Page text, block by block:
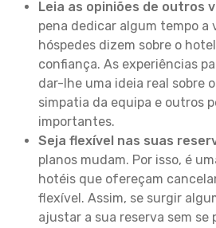
Leia as opiniões de outros
pena dedicar algum tempo a
hóspedes dizem sobre o
confiança. As experiências
dar-lhe uma ideia real sobre
simpatia da equipa e outros
importantes.
Seja flexível nas suas
planos mudam. Por isso, é
hotéis que ofereçam
flexível. Assim, se surgir
ajustar a sua reserva sem se